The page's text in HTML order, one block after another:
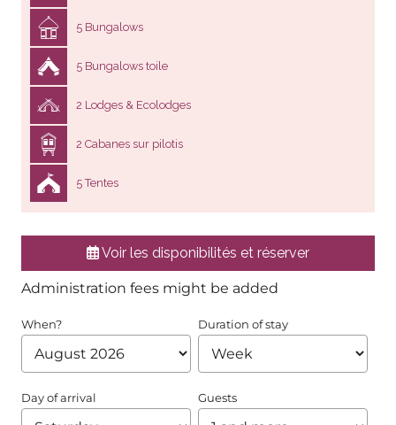
5 Bungalows
5 Bungalows toile
2 Lodges & Ecolodges
2 Cabanes sur pilotis
5 Tentes
Voir les disponibilités et réserver